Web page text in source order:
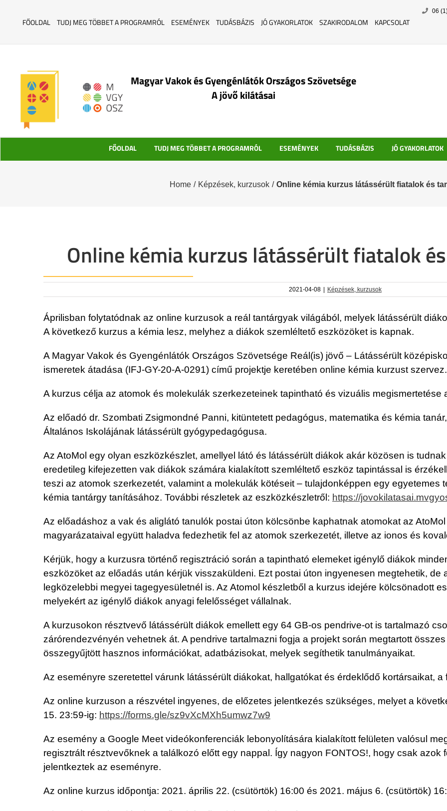
to
FŐOLDAL TUDJ MEG TÖBBET A PROGRAMRÓL ESEMÉNYEK TUDÁSBÁZIS JÓ GYAKORLATOK SZAKIRODALOM KAPCSOLAT
06
Magyar Vakok és Gyengénlátók Országos Szövetsége
A jövő kilátásai
FŐOLDAL TUDJ MEG TÖBBET A PROGRAMRÓL ESEMÉNYEK TUDÁSBÁZIS JÓ GYAKORLATOK
Home / Képzések, kurzusok / Online kémia kurzus látássérült fiatalok és
Online kémia kurzus látássérült fiatalok
2021-04-08 | Képzések, kurzusok
Áprilisban folytatódnak az online kurzusok a reál tantárgyak világából, melyek látássérült
A következő kurzus a kémia lesz, melyhez a diákok szemléltető eszközöket is kapnak.
A Magyar Vakok és Gyengénlátók Országos Szövetsége Reál(is) jövő – Látássérült
ismeretek átadása (IFJ-GY-20-A-0291) című projektje keretében online kémia kurzust szervez.
A kurzus célja az atomok és molekulák szerkezeteinek tapintható és vizuális megismertetése
Az előadó dr. Szombati Zsigmondné Panni, kitüntetett pedagógus, matematika és kémia
Általános Iskolájának látássérült gyógypedagógusa.
Az AtoMol egy olyan eszközkészlet, amellyel látó és látássérült diákok akár közösen is
eredetileg kifejezetten vak diákok számára kialakított szemléltető eszköz tapintással is
teszi az atomok szerkezetét, valamint a molekulák kötéseit – tulajdonképpen egy egyetemes
kémia tantárgy tanításához. További részletek az eszközkészletről: https://
Az előadáshoz a vak és aliglátó tanulók postai úton kölcsönbe kaphatnak atomokat az
magyarázataival együtt haladva fedezhetik fel az atomok szerkezetét, illetve az ionos és
Kérjük, hogy a kurzusra történő regisztráció során a tapintható elemeket igénylő diákok
eszközöket az előadás után kérjük visszaküldeni. Ezt postai úton ingyenesen megtehetik, de
legközelebbi megyei tagegyesületnél is. Az Atomol készletből a kurzus idejére kölcsönadott
melyekért az igénylő diákok anyagi felelősséget vállalnak.
A kurzusokon résztvevő látássérült diákok emellett egy 64 GB-os pendrive-ot is tartalmazó
zárórendezvényén vehetnek át. A pendrive tartalmazni fogja a projekt során megtartott
összegyűjtött hasznos információkat, adatbázisokat, melyek segíthetik tanulmányaikat.
Az eseményre szeretettel várunk látássérült diákokat, hallgatókat és érdeklődő kortársaikat,
Az online kurzuson a részvétel ingyenes, de előzetes jelentkezés szükséges, melyet a
15. 23:59-ig: https://forms.gle/sz9vXcMXh5umwz7w9
Az esemény a Google Meet videókonferenciák lebonyolítására kialakított felületen valósul
regisztrált résztvevőknek a találkozó előtt egy nappal. Így nagyon FONTOS!, hogy csak
jelentkeztek az eseményre.
Az online kurzus időpontja: 2021. április 22. (csütörtök) 16:00 és 2021. május 6. (csütörtök)